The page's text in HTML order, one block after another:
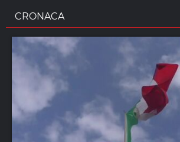
CRONACA